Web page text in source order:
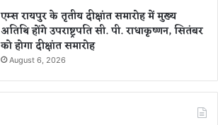
एम्स रायपुर के तृतीय दीक्षांत समारोह में मुख्य
अतिथि होंगे उपराष्ट्रपति सी. पी. राधाकृष्णन, सितंबर
को होगा दीक्षांत समारोह
August 6, 2026